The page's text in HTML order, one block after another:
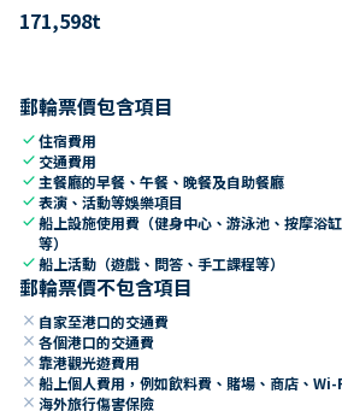
171,598t
郵輪票價包含項目
check住宿費用
check 交通費用
check 主餐廳的早餐、午餐、晚餐及自助餐廳
check表演、活動等娛樂項目
check船上設施使用費（健身中心、游泳池、按摩浴
等）
check船上活動（遊戲、問答、手工課程等）
郵輪票價不包含項目
close 自家至港口的交通費
close 各個港口的交通費
close 靠港觀光遊費用
close 船上個人費用，例如飲料費、賭場、商店、
close 海外旅行傷害保險